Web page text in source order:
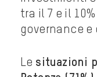
tra il 7 e il
governance
Le situazioni